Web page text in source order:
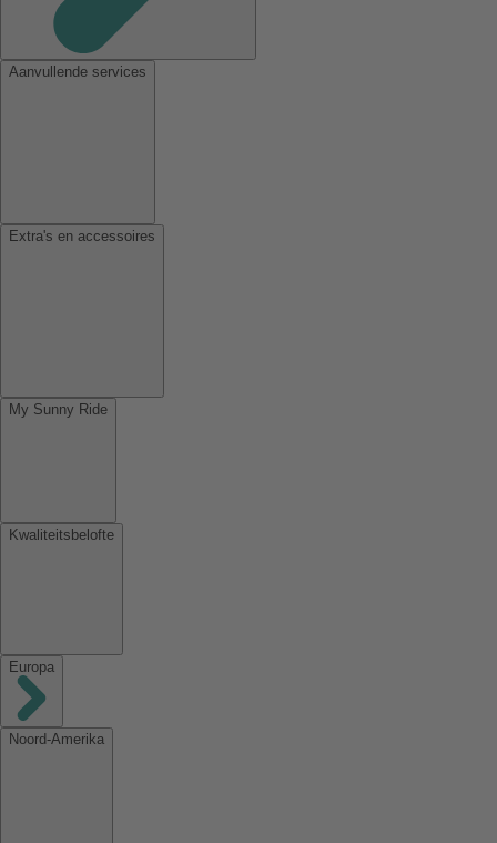
Aanvullende services
Extra's en accessoires
My Sunny Ride
Kwaliteitsbelofte
Europa
Noord-Amerika